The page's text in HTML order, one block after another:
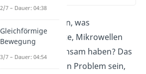
Kannst du erraten, was
Musikinstrumente, Mikrowellen
und Laser gemeinsam haben? Das
sollte für dich kein Problem sein,
2/7 – Dauer: 04:38
Gleichförmige
Bewegung
3/7 – Dauer: 04:54